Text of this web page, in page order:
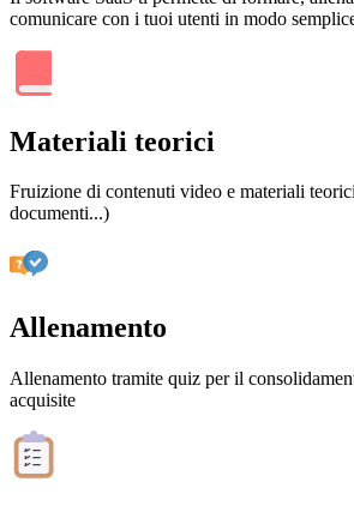
comunicare con i tuoi utenti in modo
Materiali teorici
Fruizione di contenuti video e materiali
documenti...)
Allenamento
Allenamento tramite quiz per il
acquisite